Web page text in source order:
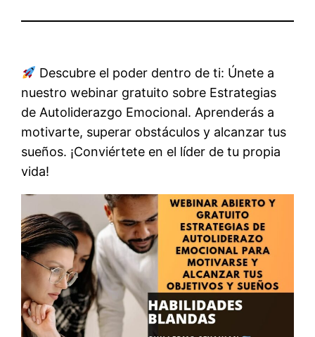
Descubre el poder dentro de ti: Únete a
nuestro webinar gratuito sobre Estrategias
de Autoliderazgo Emocional. Aprenderás a
motivarte, superar obstáculos y alcanzar tus
sueños. ¡Conviértete en el líder de tu propia
vida!